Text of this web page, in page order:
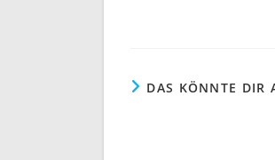
DAS KÖNNTE DIR